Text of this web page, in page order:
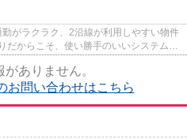
がラクラク、2沿線が利用しやすい物件
だからこそ、使い勝手のいいシステムキ
ありません。
お問い合わせはこちら